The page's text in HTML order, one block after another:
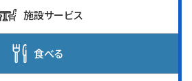
施設サービス
食べる